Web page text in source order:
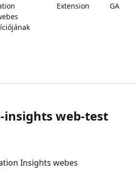
Extension GA
web-test
Insights webes